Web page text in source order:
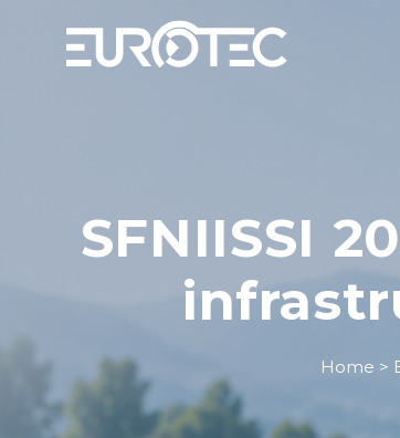
SFNIISSI
Home >